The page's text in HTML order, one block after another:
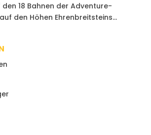
18 Bahnen der Adventure-
den Höhen Ehrenbreitsteins...